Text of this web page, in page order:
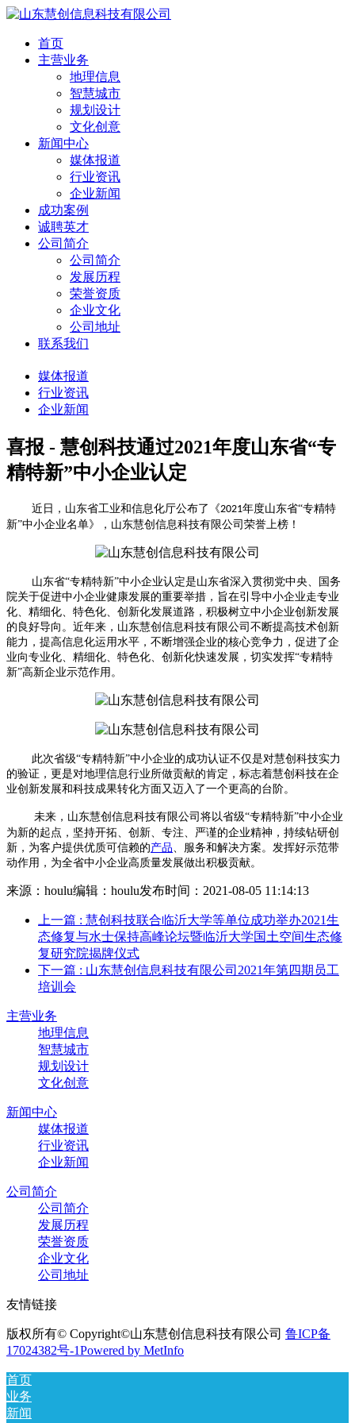
首页
主营业务
地理信息
智慧城市
规划设计
文化创意
新闻中心
媒体报道
行业资讯
企业新闻
成功案例
诚聘英才
公司简介
公司简介
发展历程
荣誉资质
企业文化
公司地址
联系我们
媒体报道
行业资讯
企业新闻
喜报 - 慧创科技通过2021年度山东省“专
精特新”中小企业认定
近日，山东省工业和信息化厅公布了《2021年度山东省“专精特
新”中小企业名单》
， 山东慧创信息科技有限公司 荣誉上榜 ！
山东省“专精特新”中小企业认定是山东省深入贯彻党中央、国务
院关于促进中小企业健康发展的重要举措，旨在引导中小企业走专业
化、精细化、特色化、创新化发展道路，积极树立中小企业创新发展
的良好导向。 近年来，山东慧创信息科技有限公司不断提高技术创新
能力，提高信息化运用水平，不断增强企业的核心竞争力，促进了企
业向专业化、精细化、特色化、创新化快速发展， 切实发挥“专精特
新”高新企业示范作用。
此次省级“专精特新”中小企业的成功认证不仅是对慧创 科技实力
的验证，更是对地理信息行业所做贡献的肯定，标志着慧创科技在企
业创新发展和科技成果转化方面又迈入了一个更高的台阶。
未来， 山东慧创信息科技有限公司 将以省级“专精特新”中小企业
为新的起点， 坚持开拓、创新、专注、严谨的企业精神， 持续钻研创
新，为客户提供优质可信赖的产品 、服务和解决方案。发挥好示范带
动作用，为全省中小企业高质量发展做出积极贡献。
来源：houlu编辑：houlu发布时间：2021-08-05 11:14:13
上一篇 : 慧创科技联合临沂大学等单位成功举办2021生
态修复与水士保持高峰论坛暨临沂大学国土空间生态修
复研究院揭牌仪式
下一篇 : 山东慧创信息科技有限公司2021年第四期员工
培训会
主营业务
地理信息
智慧城市
规划设计
文化创意
新闻中心
媒体报道
行业资讯
企业新闻
公司简介
公司简介
发展历程
荣誉资质
企业文化
公司地址
友情链接
版权所有© Copyright©山东慧创信息科技有限公司 鲁ICP备
17024382号-1Powered by MetInfo
首页
业务
新闻